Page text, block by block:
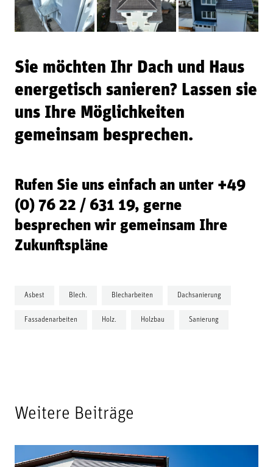
Sie möchten Ihr Dach und Haus
energetisch sanieren? Lassen sie
uns Ihre Möglichkeiten
gemeinsam besprechen.
Rufen Sie uns einfach an unter +49
(0) 76 22 / 631 19, gerne
besprechen wir gemeinsam Ihre
Zukunftspläne
Asbest Blech. Blecharbeiten Dachsanierung
Fassadenarbeiten Holz. Holzbau Sanierung
Weitere Beiträge